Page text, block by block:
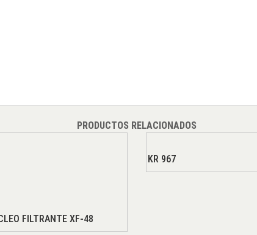
PRODUCTOS RELACIONADOS
FILTRANTE XF-48
KR 967